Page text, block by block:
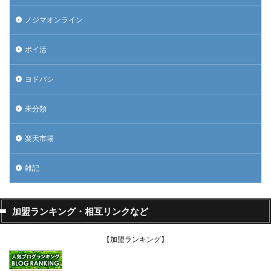
ノジマオンライン
ポイ活
ヨドバシ
未分類
楽天市場
雑記
加盟ランキング・相互リンクなど
【加盟ランキング】